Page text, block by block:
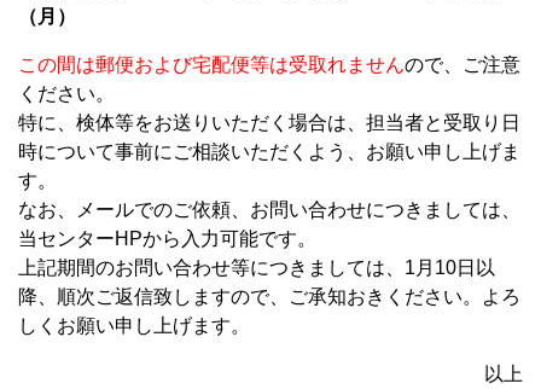
（月）
この間は郵便および宅配便等は受取れませんので、ご注意
ください。
特に、検体等をお送りいただく場合は、担当者と受取り日
時について事前にご相談いただくよう、お願い申し上げま
す。
なお、メールでのご依頼、お問い合わせにつきましては、
当センターHPから入力可能です。
上記期間のお問い合わせ等につきましては、1月10日以
降、順次ご返信致しますので、ご承知おきください。よろ
しくお願い申し上げます。
以上